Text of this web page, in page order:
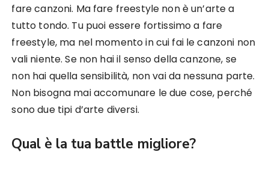
fare canzoni. Ma fare freestyle non è un’arte a
tutto tondo. Tu puoi essere fortissimo a fare
freestyle, ma nel momento in cui fai le canzoni non
vali niente. Se non hai il senso della canzone, se
non hai quella sensibilità, non vai da nessuna parte.
Non bisogna mai accomunare le due cose, perché
sono due tipi d’arte diversi.
Qual è la tua battle migliore?